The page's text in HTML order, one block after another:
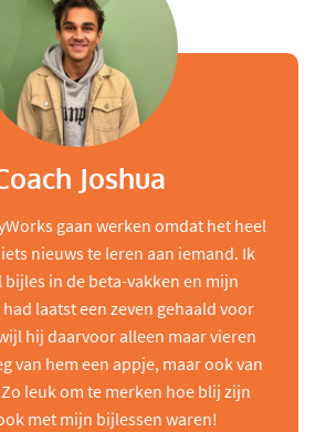
Joshua
gaan werken omdat het heel
nieuws te leren aan iemand. Ik
bijles in de beta-vakken en mijn
laatst een zeven gehaald voor
hij daarvoor alleen maar vieren
van hem een appje, maar ook van
leuk om te merken hoe blij zijn
met mijn bijlessen waren!